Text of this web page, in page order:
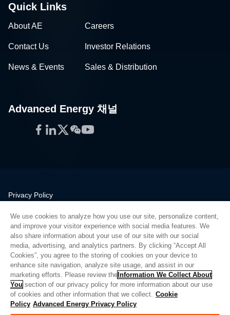
Quick Links
About AE Careers
Contact Us Investor Relations
News & Events Sales & Distribution
Advanced Energy 채널
Facebook
LinkedIn
Twitter
WeChat
YouTube
Privacy Policy
Quality
Sitemap
Supplier Portal
UK Modern Slavery Act
Privacy Preferences
Do Not Sell or Share My Personal Information
Limit the Use of My Sensitive Personal Information
We use cookies to analyze how you use our site, personalize content,
and improve your visitor experience with social media features. We
also share information about your use of our site with our social
media, advertising, and analytics partners. By clicking “Accept All
Cookies”, you agree to the storing of cookies on your device to
enhance site navigation, analyze site usage, and assist in our
marketing efforts. Please review the Information We Collect About
You section of our privacy policy for more information about our use
of cookies and other information that we collect. Cookie
Policy Advanced Energy Privacy Policy